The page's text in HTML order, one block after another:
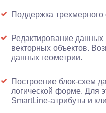
Поддержка
Редактирование
векторных объектов.
данных геометрии.
Построение блок-схем
логической форме. Для
SmartLine-атрибуты и